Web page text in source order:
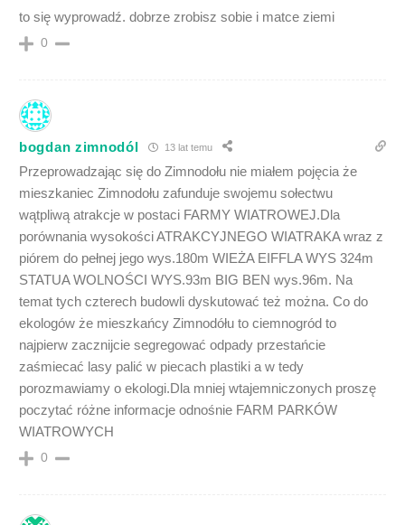
to się wyprowadź. dobrze zrobisz sobie i matce ziemi
0
bogdan zimnodól 13 lat temu
Przeprowadzając się do Zimnodołu nie miałem pojęcia że
mieszkaniec Zimnodołu zafunduje swojemu sołectwu
wątpliwą atrakcje w postaci FARMY WIATROWEJ.Dla
porównania wysokości ATRAKCYJNEGO WIATRAKA wraz z
piórem do pełnej jego wys.180m WIEŻA EIFFLA WYS 324m
STATUA WOLNOŚCI WYS.93m BIG BEN wys.96m. Na
temat tych czterech budowli dyskutować też można. Co do
ekologów że mieszkańcy Zimnodółu to ciemnogród to
najpierw zacznijcie segregować odpady przestańcie
zaśmiecać lasy palić w piecach plastiki a w tedy
porozmawiamy o ekologi.Dla mniej wtajemniczonych proszę
poczytać różne informacje odnośnie FARM PARKÓW
WIATROWYCH
0